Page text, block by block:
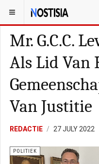
YOU ARE HERE: CURAÇAO
Mr. G.C.C.
Als Lid Van
Van Justitie
REDACTIE 27 JULY 2022
POLITIEK